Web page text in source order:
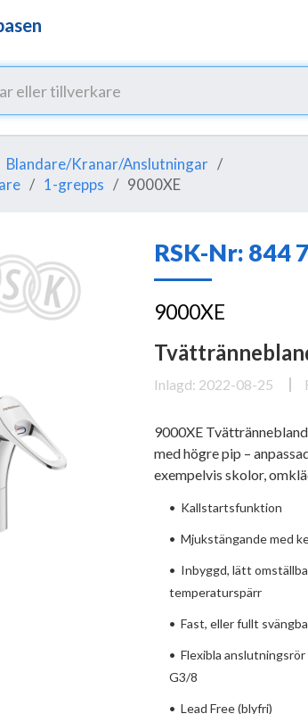
Blandare/Kranar/Anslutningar
1-grepps 9000XE
RSK-Nr: 844
9000XE
Inlagd: 2022-08-25
9000XE
med högre pip –
exempelvis skolor,
• Kallstartsfunktion
• Mjukstängande med
• Inbyggd, lätt
temperaturspärr
• Fast, eller fullt
• Flexibla
G3/8
• Lead Free (blyfri)